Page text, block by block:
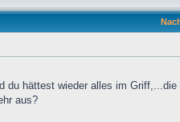
du hättest wieder alles im
aus?